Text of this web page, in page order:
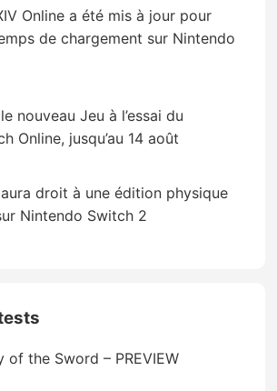
Online a été mis à jour pour
de chargement sur Nintendo
nouveau Jeu à l’essai du
Online, jusqu’au 14 août
droit à une édition physique
Nintendo Switch 2
of the Sword – PREVIEW